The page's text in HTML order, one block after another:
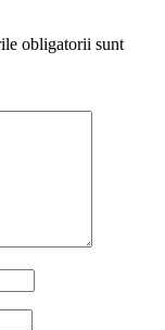
obligatorii sunt